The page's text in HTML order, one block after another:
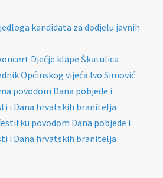
kandidata za dodjelu javnih
Dječje klape Škatulica
Općinskog vijeća Ivo Simović
povodom Dana pobjede i
i Dana hrvatskih branitelja
povodom Dana pobjede i
i Dana hrvatskih branitelja